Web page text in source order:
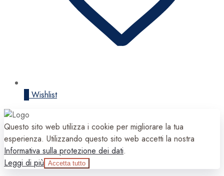
Wishlist
Questo sito web utilizza i cookie per migliorare la tua
esperienza. Utilizzando questo sito web accetti la nostra
Informativa sulla protezione dei dati.
Leggi di più Accetta tutto